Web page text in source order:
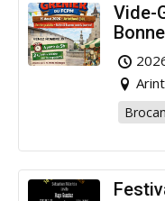
Vide-